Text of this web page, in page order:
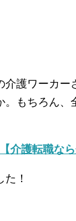
護ワーカー
もちろん、
介護転職なら
！